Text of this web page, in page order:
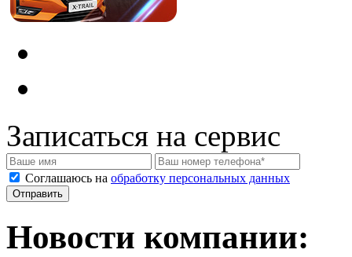
Записаться на сервис
Соглашаюсь на обработку персональных данных
Новости компании: